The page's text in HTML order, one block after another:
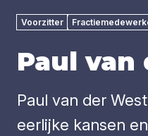
Voorzitter
Paul van
Paul van der
eerlijke kansen